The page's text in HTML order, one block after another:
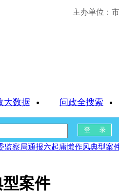
主办单位：
大数据 问政全搜索
监察局通报六起庸懒作风典型案
案件